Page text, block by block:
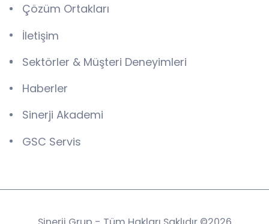
Çözüm Ortakları
İletişim
Sektörler & Müşteri Deneyimleri
Haberler
Sinerji Akademi
GSC Servis